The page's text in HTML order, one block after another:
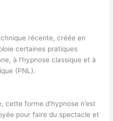
récente, créée en
certaines pratiques
à l’hypnose classique et à
(PNL).
cette forme d’hypnose n’est
pour faire du spectacle et